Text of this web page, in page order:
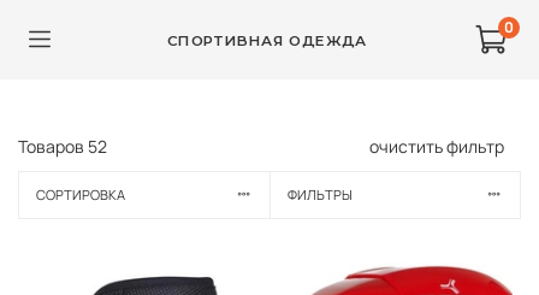
СПОРТИВНАЯ ОДЕЖДА
0
Товаров 52 очистить фильтр
СОРТИРОВКА ФИЛЬТРЫ